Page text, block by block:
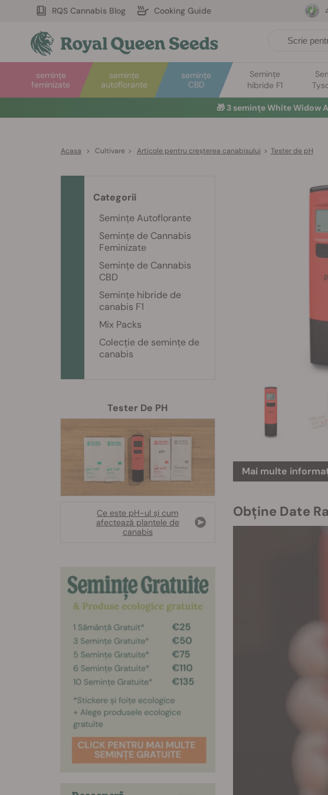
RQS Cannabis Blog Cooking Guide
semințe
autoflorante
semințe
feminizate
semințe
CBD
Semințe
hibride F1
🎁 3 semințe White Widow
Acasa > Cultivare > Articole pentru creșterea canabisului > Tester de pH
Mai multe
Obține Date
Categorii
Semințe Autoflorante
Semințe de Cannabis
Feminizate
Semințe de Cannabis
CBD
Semințe hibride de
canabis F1
Mix Packs
Colecție de semințe de
canabis
Tester De PH
Ce este pH-ul și cum
afectează plantele de
canabis